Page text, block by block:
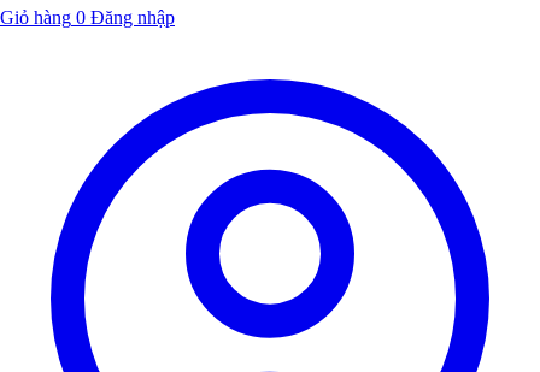
Giỏ hàng 0 Đăng nhập